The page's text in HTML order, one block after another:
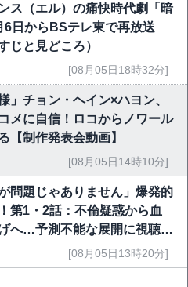
ス（エル）の痛快時代劇「暗
6日からBSテレ東で再放送
じと見どころ）
[08月05日18時32分]
」チョン・ヘイン×ハヨン、
メに自信！ロコからノワール
【制作発表会動画】
[08月05日14時10分]
問題じゃありません」爆発的
第1・2話：不倫疑惑から血
へ…予測不能な展開に視聴者
[08月05日13時20分]